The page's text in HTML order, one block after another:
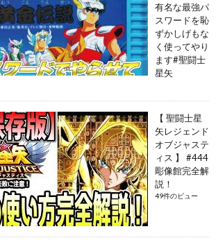
有名な最強パ
スワードを恥
ずかしげもな
く使ってやり
ます#聖闘士
星矢
【 聖闘士星
矢レジェンド
オブジャステ
ィス 】 #444
彫像館完全解
説！
49件のビュー